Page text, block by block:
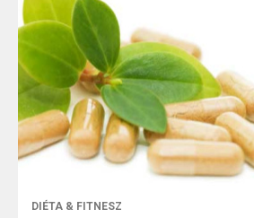
DIÉTA & FITNESZ